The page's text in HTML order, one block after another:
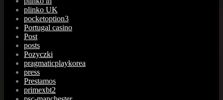
plinko UK
pocketoption3
Portugal casino
Post
posts
Pozyczki
pragmaticplaykorea
press
Prestamos
primexbt2